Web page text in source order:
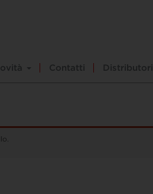
Contatti Distributori